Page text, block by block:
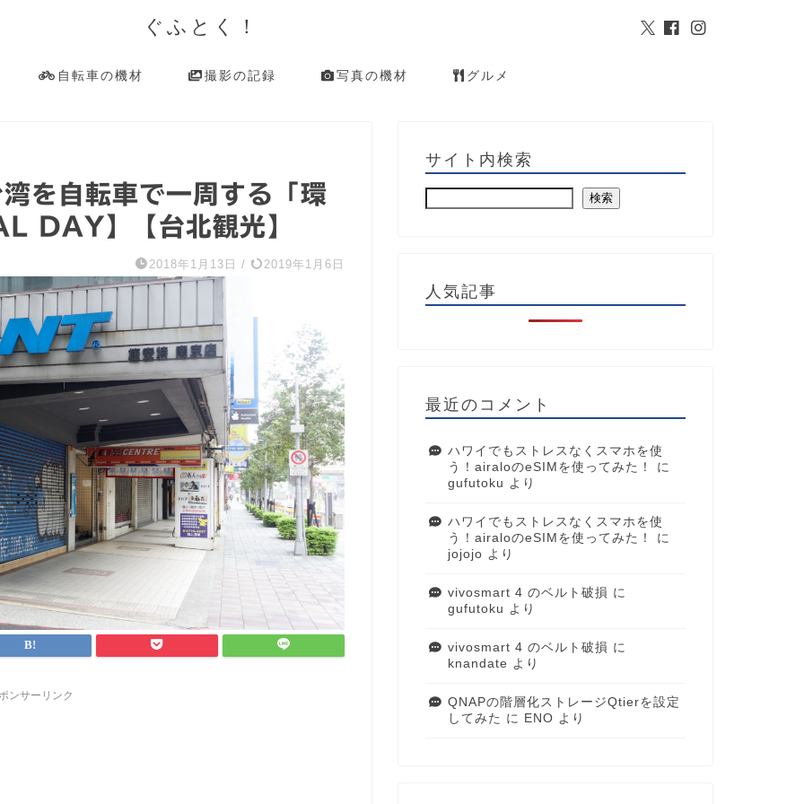
ぐふとく！
自転車の機材 撮影の記録 写真の機材 グルメ
自転車で一周する「環
DAY】【台北観光】
2018年1月13日 / 2019年1月6日
ンサーリンク
サイト内検索
検索
人気記事
最近のコメント
ハワイでもストレスなくスマホを使
う！airaloのeSIMを使ってみた！
に
gufutoku より
ハワイでもストレスなくスマホを使
う！airaloのeSIMを使ってみた！
に
jojojo より
vivosmart 4 のベルト破損 に
gufutoku より
vivosmart 4 のベルト破損 に
knandate より
QNAPの階層化ストレージQtierを設定
してみた に ENO より